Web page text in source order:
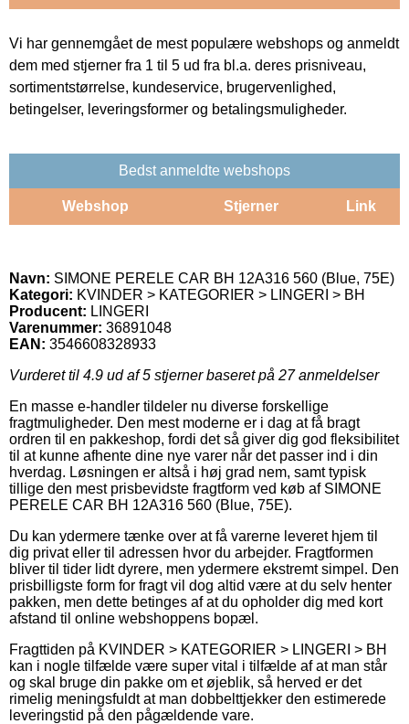
Vi har gennemgået de mest populære webshops og anmeldt
dem med stjerner fra 1 til 5 ud fra bl.a. deres prisniveau,
sortimentstørrelse, kundeservice, brugervenlighed,
betingelser, leveringsformer og betalingsmuligheder.
Bedst anmeldte webshops
Webshop Stjerner Link
Navn: SIMONE PERELE CAR BH 12A316 560 (Blue, 75E)
Kategori: KVINDER > KATEGORIER > LINGERI > BH
Producent: LINGERI
Varenummer: 36891048
EAN: 3546608328933
Vurderet til 4.9 ud af 5 stjerner baseret på 27anmeldelser
En masse e-handler tildeler nu diverse forskellige
fragtmuligheder. Den mest moderne er i dag at få bragt
ordren til en pakkeshop, fordi det så giver dig god fleksibilitet
til at kunne afhente dine nye varer når det passer ind i din
hverdag. Løsningen er altså i høj grad nem, samt typisk
tillige den mest prisbevidste fragtform ved køb af SIMONE
PERELE CAR BH 12A316 560 (Blue, 75E).
Du kan ydermere tænke over at få varerne leveret hjem til
dig privat eller til adressen hvor du arbejder. Fragtformen
bliver til tider lidt dyrere, men ydermere ekstremt simpel. Den
prisbilligste form for fragt vil dog altid være at du selv henter
pakken, men dette betinges af at du opholder dig med kort
afstand til online webshoppens bopæl.
Fragttiden på KVINDER > KATEGORIER > LINGERI > BH
kan i nogle tilfælde være super vital i tilfælde af at man står
og skal bruge din pakke om et øjeblik, så herved er det
rimelig meningsfuldt at man dobbelttjekker den estimerede
leveringstid på den pågældende vare.